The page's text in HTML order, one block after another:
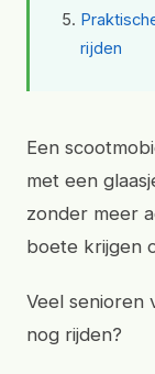
rijden
Een
met een
zonder meer
boete krijgen
Veel senioren
nog rijden?